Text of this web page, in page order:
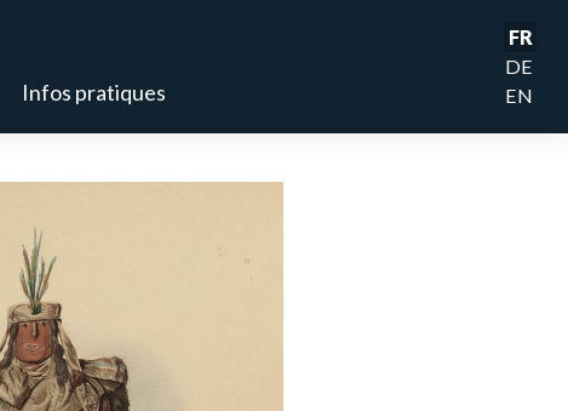
Infos pratiques
FR
DE
EN